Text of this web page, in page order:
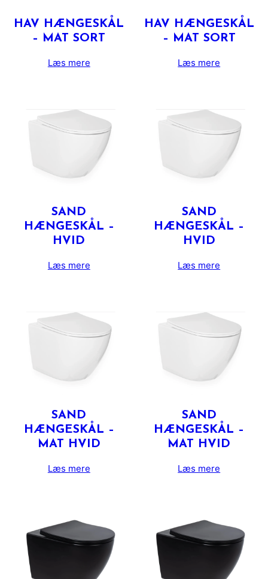
HAV HÆNGESKÅL
– MAT SORT
Læs mere
HAV HÆNGESKÅL
– MAT SORT
Læs mere
SAND
HÆNGESKÅL –
HVID
Læs mere
SAND
HÆNGESKÅL –
HVID
Læs mere
SAND
HÆNGESKÅL –
MAT HVID
Læs mere
SAND
HÆNGESKÅL –
MAT HVID
Læs mere